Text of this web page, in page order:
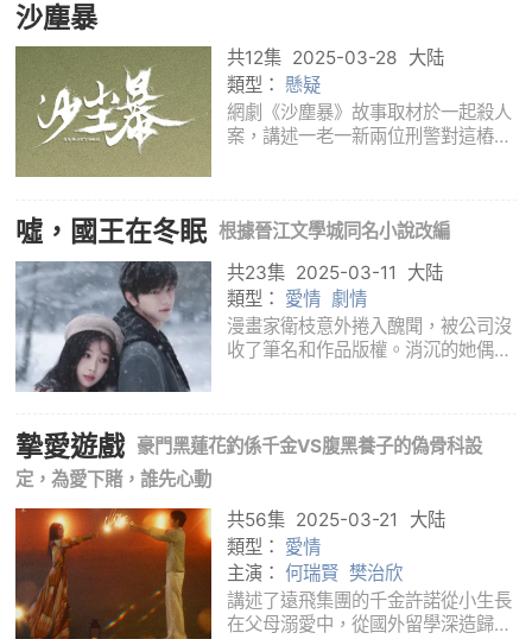
神女無雙受天界之託，化身人族少女
進入神
沙塵暴
共12集 2025-03-28 大陆
類型： 懸疑
網劇《沙塵暴》故事取材於一起殺人
案，講述一老一新兩位刑警對這樁兇
噓，國王在冬眠 根據晉江文學城同名小說改編
共23集 2025-03-11
大陆
類型： 愛情 劇情
漫畫家衛枝意外捲入醜聞，被公司沒
收了筆名和作品版權。消沉的她偶然
邂逅了教練單崇。在跌跌撞撞的滑雪
摯愛遊戲 豪門黑蓮花釣係千金VS腹黑養子的偽骨科設
定，為愛下賭，誰先心動
共56集 2025-03-21
大陆
類型： 愛情
主演： 何瑞賢 樊治欣
講述了遠飛集團的千金許諾從小生長
在父母溺愛中，從國外留學深造歸來